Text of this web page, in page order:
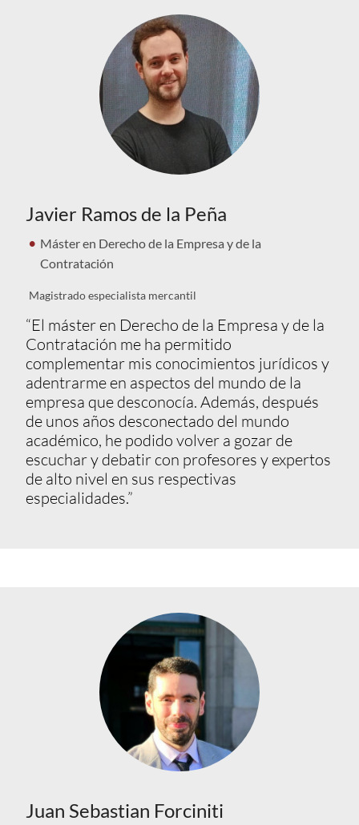
Javier Ramos de la Peña
Máster en Derecho de la Empresa y de la
Contratación
Magistrado especialista mercantil
“El máster en Derecho de la Empresa y de la
Contratación me ha permitido
complementar mis conocimientos jurídicos y
adentrarme en aspectos del mundo de la
empresa que desconocía. Además, después
de unos años desconectado del mundo
académico, he podido volver a gozar de
escuchar y debatir con profesores y expertos
de alto nivel en sus respectivas
especialidades.”
Juan Sebastian Forciniti